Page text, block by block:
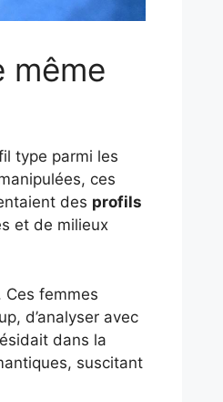
même
type parmi les
ces
des profils
et de milieux
Ces femmes
d’analyser avec
dans la
suscitant